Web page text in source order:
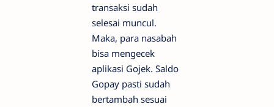
transaksi sudah
selesai muncul.
Maka, para nasabah
bisa mengecek
aplikasi Gojek. Saldo
Gopay pasti sudah
bertambah sesuai